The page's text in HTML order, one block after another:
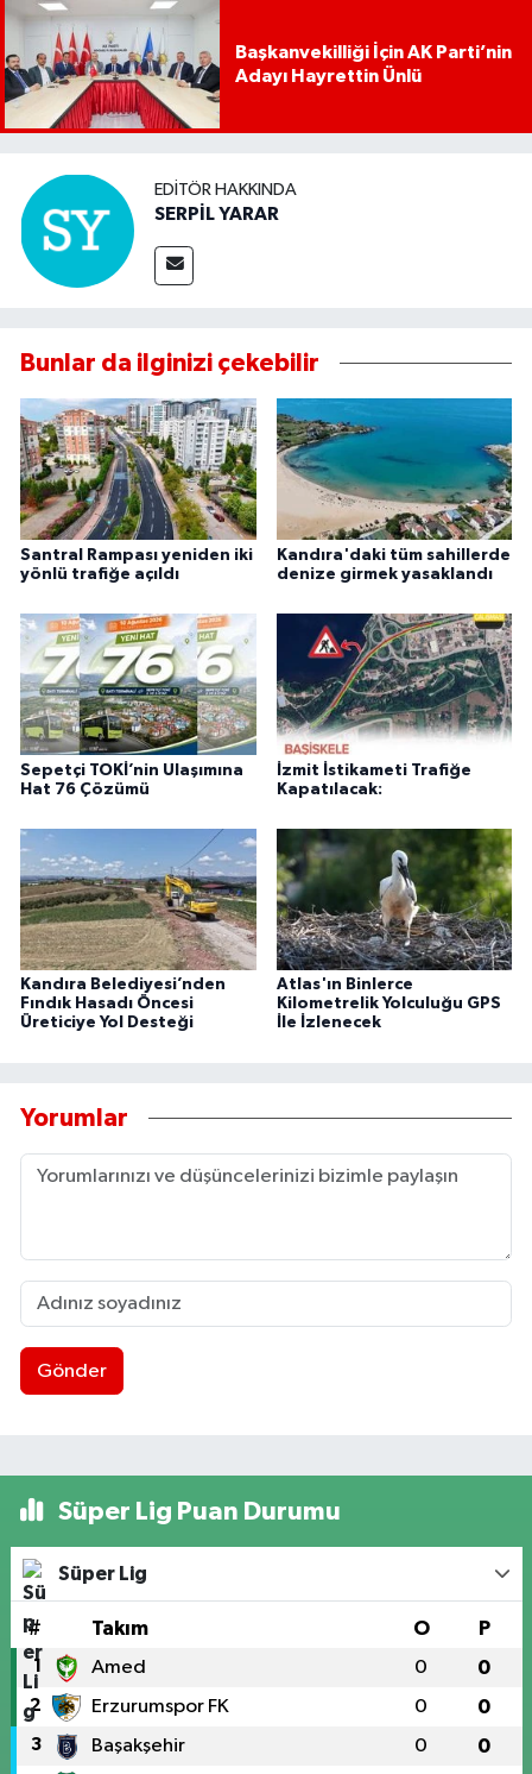
Başkanvekilliği İçin AK Parti’nin
Adayı Hayrettin Ünlü
EDITÖR HAKKINDA
SERPİL YARAR
Bunlar da ilginizi çekebilir
Santral Rampası yeniden iki
yönlü trafiğe açıldı
Kandıra'daki tüm sahillerde
denize girmek yasaklandı
Sepetçi TOKİ’nin Ulaşımına
Hat 76 Çözümü
İzmit İstikameti Trafiğe
Kapatılacak:
Kandıra Belediyesi’nden
Fındık Hasadı Öncesi
Üreticiye Yol Desteği
Atlas'ın Binlerce
Kilometrelik Yolculuğu GPS
İle İzlenecek
Yorumlar
Gönder
Süper Lig Puan Durumu
Süper Lig
# Takım O P
1 Amed 0 0
2 Erzurumspor FK 0 0
3 Başakşehir 0 0